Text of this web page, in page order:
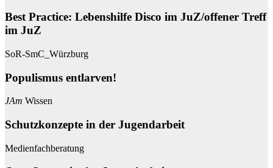
Best Practice: Lebenshilfe Disco im JuZ/offener Treff
im JuZ
SoR-SmC_Würzburg
Populismus entlarven!
JAm Wissen
Schutzkonzepte in der Jugendarbeit
Medienfachberatung